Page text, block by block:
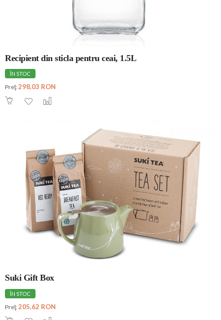
Recipient din sticla pentru ceai, 1.5L
ÎN STOC
Preţ:298,03 RON
Suki Gift Box
ÎN STOC
Preţ:205,62 RON